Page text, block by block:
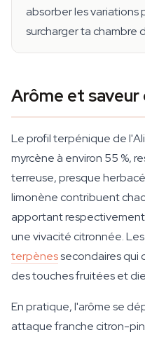
absorber les variations
surcharger ta chambre
Arôme et saveur
Le profil terpénique de
myrcène à environ 55 %,
terreuse, presque
limonène contribuent
apportant
une vivacité citronnée.
terpènessecondaires qui
des touches fruitées et
En pratique, l'arôme se
attaque franche citron-